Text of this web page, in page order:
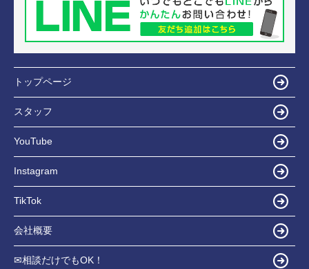
トップページ
スタッフ
YouTube
Instagram
TikTok
会社概要
✉相談だけでもOK！